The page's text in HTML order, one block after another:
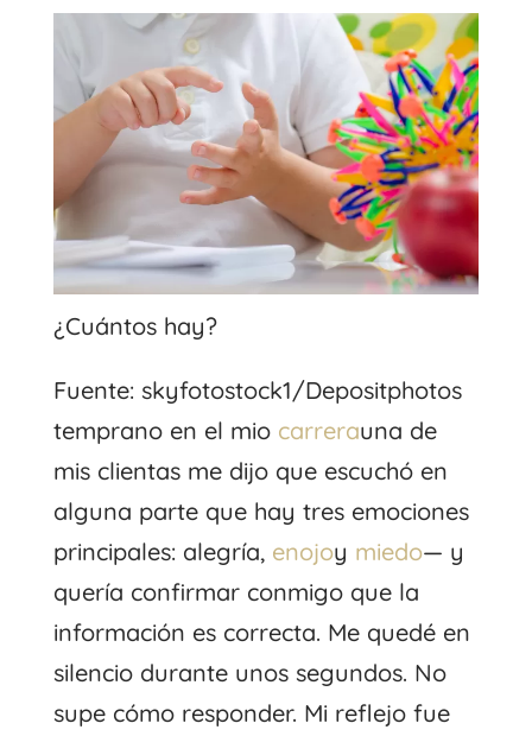
¿Cuántos hay?
Fuente: skyfotostock1/Depositphotos
temprano en el mio carrerauna de
mis clientas me dijo que escuchó en
alguna parte que hay tres emociones
principales: alegría, enojoy miedo— y
quería confirmar conmigo que la
información es correcta. Me quedé en
silencio durante unos segundos. No
supe cómo responder. Mi reflejo fue